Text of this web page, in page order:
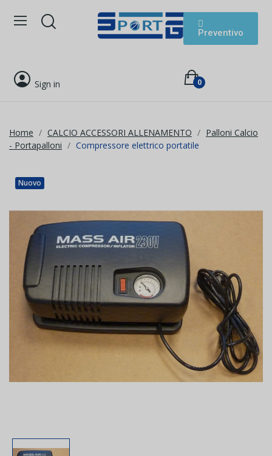
Preventivo
Sign in 0
Home CALCIO ACCESSORI ALLENAMENTO
Palloni Calcio
- Portapalloni
Compressore elettrico portatile
Nuovo